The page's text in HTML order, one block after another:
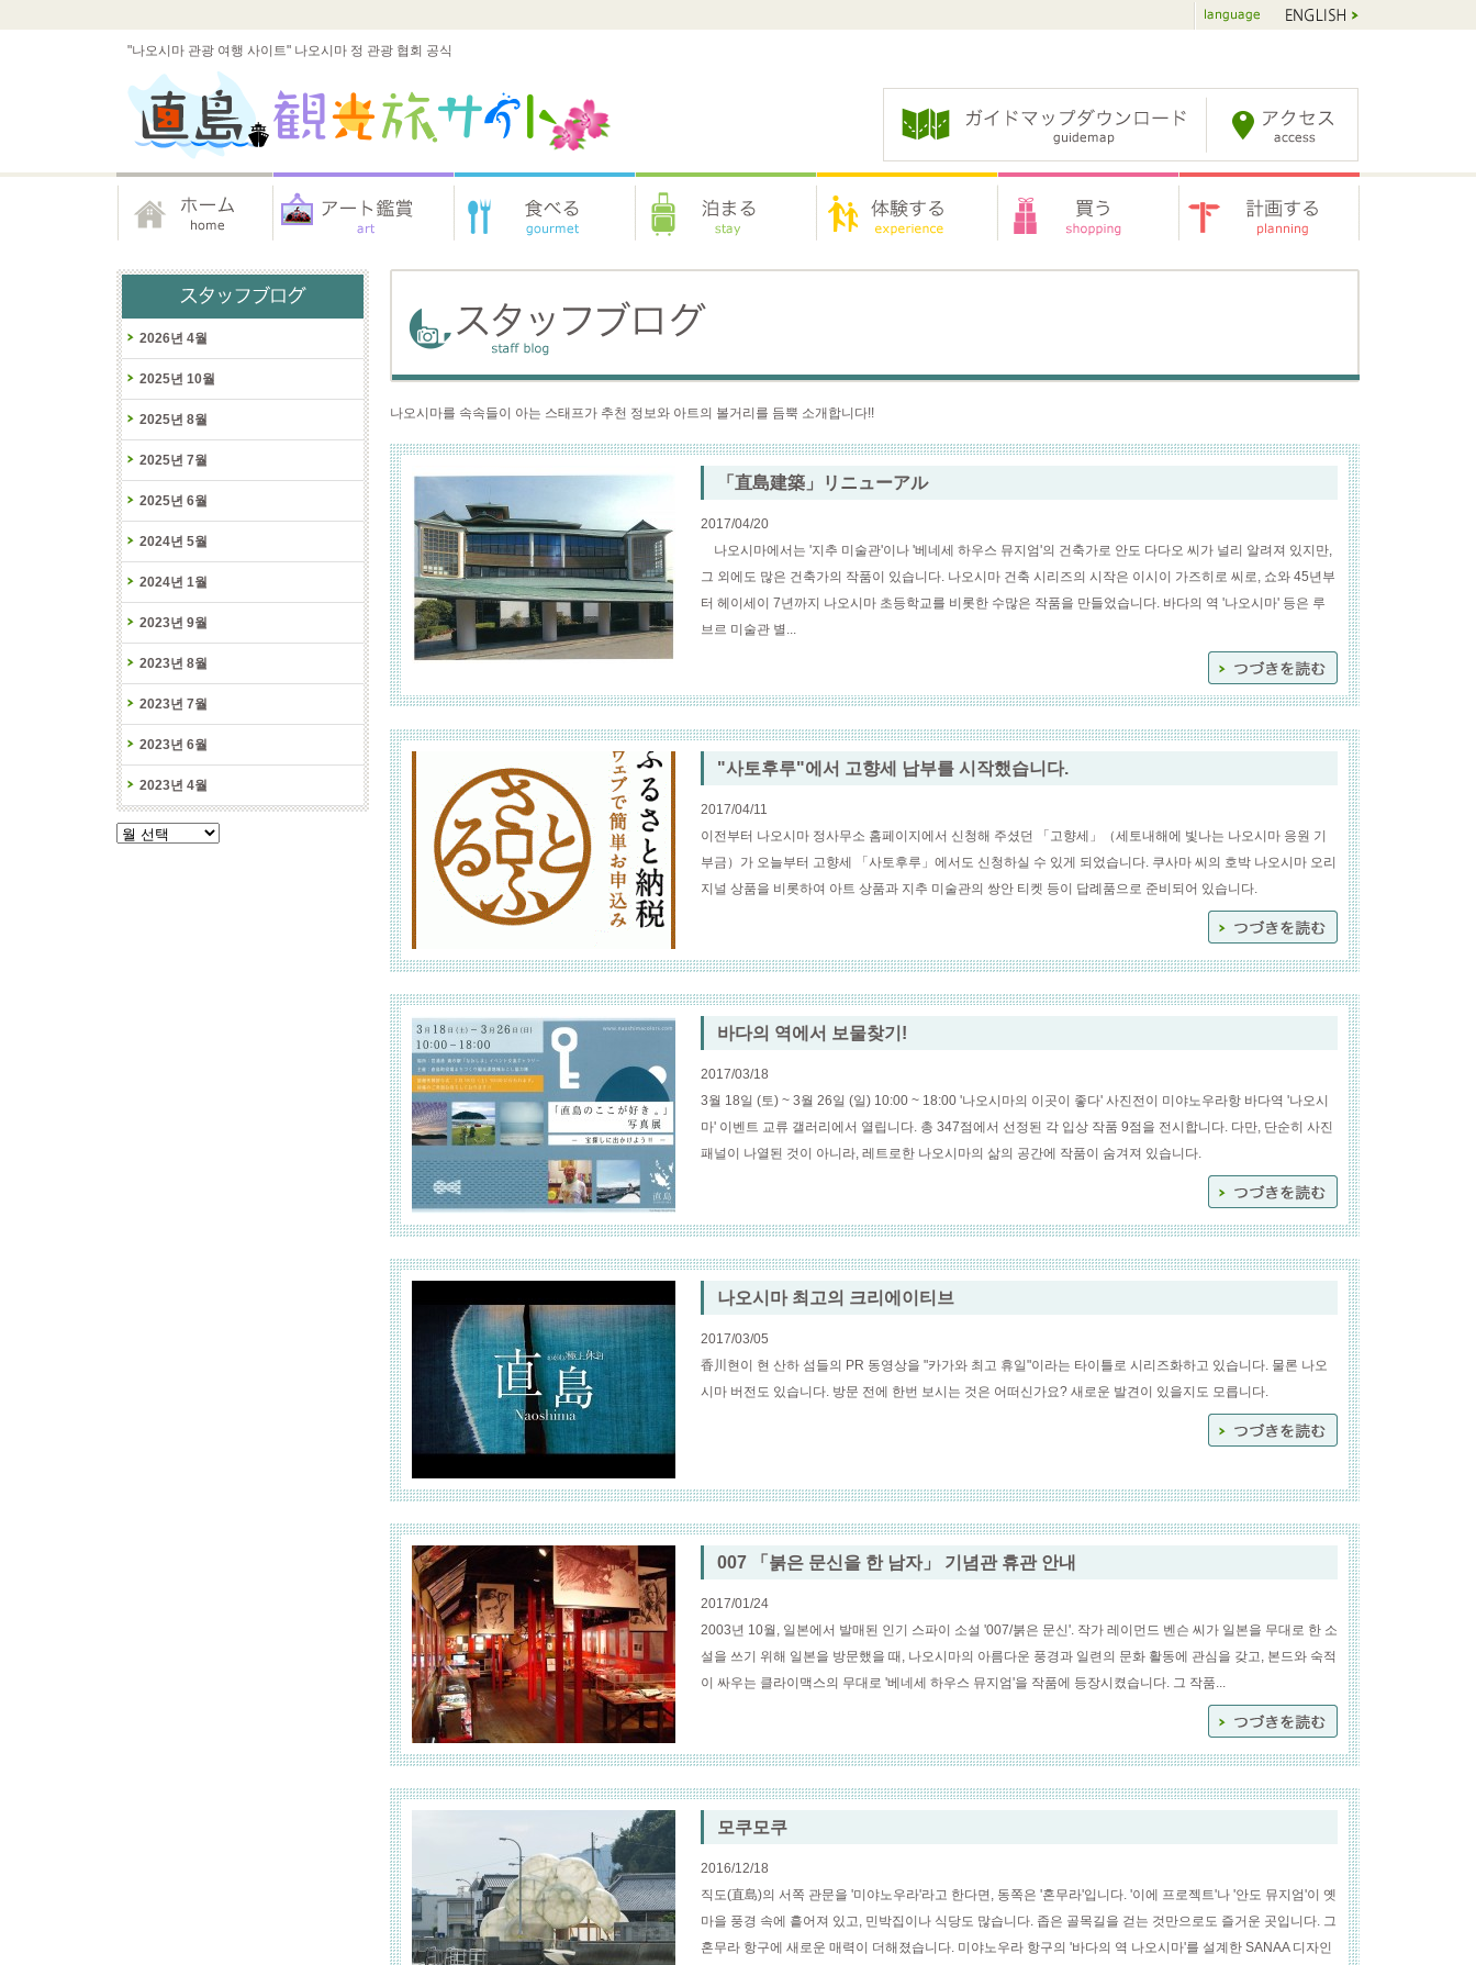
"나오시마 관광 여행 사이트" 나오시마 정 관광 협회 공식
나오시마를 속속들이 아는 스태프가 추천 정보와 아트의 볼거리를 듬뿍 소개합니다!!
「直島建築」リニューアル
2017/04/20
나오시마에서는 '지추 미술관'이나 '베네세 하우스 뮤지엄'의 건축가로 안도 다다오 씨가 널리 알려져 있지만,
그 외에도 많은 건축가의 작품이 있습니다. 나오시마 건축 시리즈의 시작은 이시이 가즈히로 씨로, 쇼와 45년부
터 헤이세이 7년까지 나오시마 초등학교를 비롯한 수많은 작품을 만들었습니다. 바다의 역 '나오시마' 등은 루
브르 미술관 별...
"사토후루"에서 고향세 납부를 시작했습니다.
2017/04/11
이전부터 나오시마 정사무소 홈페이지에서 신청해 주셨던 「고향세」（세토내해에 빛나는 나오시마 응원 기
부금）가 오늘부터 고향세 「사토후루」에서도 신청하실 수 있게 되었습니다. 쿠사마 씨의 호박 나오시마 오리
지널 상품을 비롯하여 아트 상품과 지추 미술관의 쌍안 티켓 등이 답례품으로 준비되어 있습니다.
바다의 역에서 보물찾기!
2017/03/18
3월 18일 (토) ~ 3월 26일 (일) 10:00 ~ 18:00 '나오시마의 이곳이 좋다' 사진전이 미야노우라항 바다역 '나오시
마' 이벤트 교류 갤러리에서 열립니다. 총 347점에서 선정된 각 입상 작품 9점을 전시합니다. 다만, 단순히 사진
패널이 나열된 것이 아니라, 레트로한 나오시마의 삶의 공간에 작품이 숨겨져 있습니다.
나오시마 최고의 크리에이티브
2017/03/05
香川현이 현 산하 섬들의 PR 동영상을 "카가와 최고 휴일"이라는 타이틀로 시리즈화하고 있습니다. 물론 나오
시마 버전도 있습니다. 방문 전에 한번 보시는 것은 어떠신가요? 새로운 발견이 있을지도 모릅니다.
007 「붉은 문신을 한 남자」 기념관 휴관 안내
2017/01/24
2003년 10월, 일본에서 발매된 인기 스파이 소설 '007/붉은 문신'. 작가 레이먼드 벤슨 씨가 일본을 무대로 한 소
설을 쓰기 위해 일본을 방문했을 때, 나오시마의 아름다운 풍경과 일련의 문화 활동에 관심을 갖고, 본드와 숙적
이 싸우는 클라이맥스의 무대로 '베네세 하우스 뮤지엄'을 작품에 등장시켰습니다. 그 작품...
모쿠모쿠
2016/12/18
직도(直島)의 서쪽 관문을 '미야노우라'라고 한다면, 동쪽은 '혼무라'입니다. '이에 프로젝트'나 '안도 뮤지엄'이 옛
마을 풍경 속에 흩어져 있고, 민박집이나 식당도 많습니다. 좁은 골목길을 걷는 것만으로도 즐거운 곳입니다. 그
혼무라 항구에 새로운 매력이 더해졌습니다. 미야노우라 항구의 '바다의 역 나오시마'를 설계한 SANAA 디자인
2026년 4월
2025년 10월
2025년 8월
2025년 7월
2025년 6월
2024년 5월
2024년 1월
2023년 9월
2023년 8월
2023년 7월
2023년 6월
2023년 4월